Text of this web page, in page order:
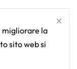
migliorare la
sito web si
| Delva